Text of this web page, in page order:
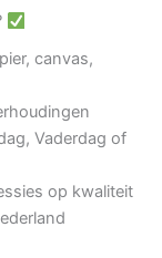
canvas,
Vaderdag of
op kwaliteit